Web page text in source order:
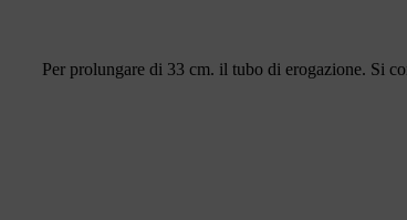
Per prolungare di 33 cm. il tubo di erogazione. Si